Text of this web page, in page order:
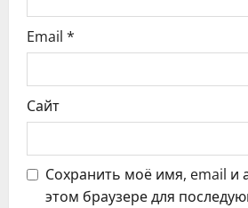
я
м
Email *
Сайт
Сохранить моё имя, email и
этом браузере для